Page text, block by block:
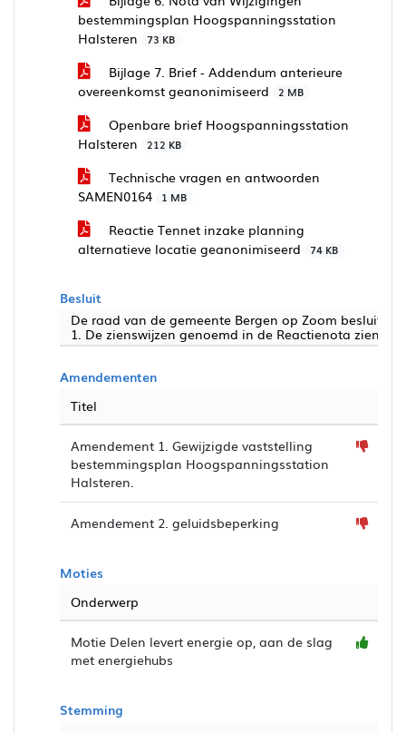
bestemmingsplan Hoogspanningsstation
Halsteren
73 KB
Bijlage 7. Brief - Addendum anterieure
overeenkomst geanonimiseerd
2 MB
Openbare brief Hoogspanningsstation
Halsteren
212 KB
Technische vragen en antwoorden
SAMEN0164
1 MB
Reactie Tennet inzake planning
alternatieve locatie geanonimiseerd
74 KB
Besluit
De raad van de gemeente Bergen op Zoom besluit:
1. De zienswijzen genoemd in de Reactienota
Amendementen
Titel
Amendement 1. Gewijzigde vaststelling
bestemmingsplan Hoogspanningsstation
Halsteren.
Amendement 2. geluidsbeperking
Moties
Onderwerp
Motie Delen levert energie op, aan de slag
met energiehubs
Stemming